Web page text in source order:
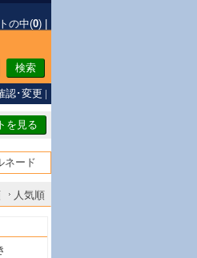
の中(0)
認･変更 |
ネード
人気順